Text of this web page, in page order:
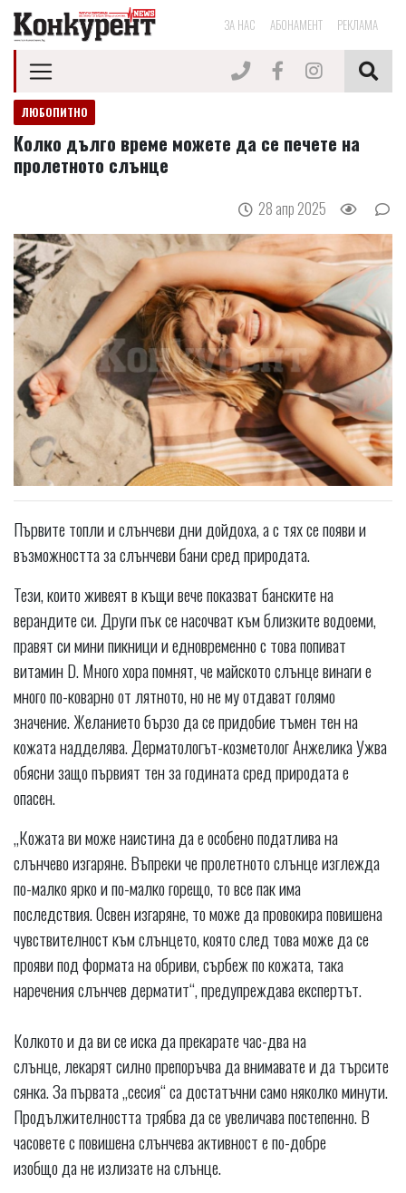
ЗА НАС АБОНАМЕНТ РЕКЛАМА
ЛЮБОПИТНО
Колко дълго време можете да се печете на
пролетното слънце
28 апр 2025
Първите топли и слънчеви дни дойдоха, а с тях се появи и
възможността за слънчеви бани сред природата.
Тези, които живеят в къщи вече показват банските на
верандите си. Други пък се насочват към близките водоеми,
правят си мини пикници и едновременно с това попиват
витамин D. Много хора помнят, че майското слънце винаги е
много по-коварно от лятното, но не му отдават голямо
значение. Желанието бързо да се придобие тъмен тен на
кожата надделява. Дерматологът-козметолог Анжелика Ужва
обясни защо първият тен за годината сред природата е
опасен.
„Кожата ви може наистина да е особено податлива на
слънчево изгаряне. Въпреки че пролетното слънце изглежда
по-малко ярко и по-малко горещо, то все пак има
последствия. Освен изгаряне, то може да провокира повишена
чувствителност към слънцето, която след това може да се
прояви под формата на обриви, сърбеж по кожата, така
наречения слънчев дерматит“, предупреждава експертът.
Колкото и да ви се иска да прекарате час-два на
слънце, лекарят силно препоръчва да внимавате и да търсите
сянка. За първата „сесия“ са достатъчни само няколко минути.
Продължителността трябва да се увеличава постепенно. В
часовете с повишена слънчева активност е по-добре
изобщо да не излизате на слънце.